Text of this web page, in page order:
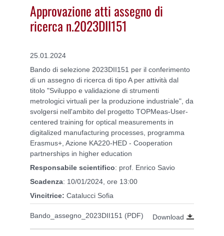
Approvazione atti assegno di
ricerca n.2023DII151
25.01.2024
Bando di selezione 2023DII151 per il conferimento
di un assegno di ricerca di tipo A per attività dal
titolo "Sviluppo e validazione di strumenti
metrologici virtuali per la produzione industriale", da
svolgersi nell'ambito del progetto TOPMeas-User-
centered training for optical measurements in
digitalized manufacturing processes, programma
Erasmus+, Azione KA220-HED - Cooperation
partnerships in higher education
Responsabile scientifico: prof. Enrico Savio
Scadenza: 10/01/2024, ore 13:00
Vincitrice: Catalucci Sofia
Bando_assegno_2023DII151 (PDF) Download